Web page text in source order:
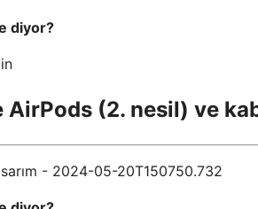
diyor?
AirPods (2. nesil) ve